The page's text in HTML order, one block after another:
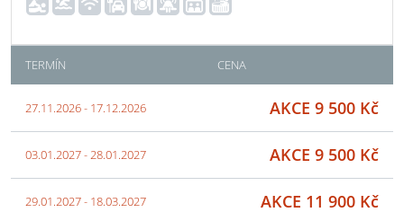
TERMÍN CENA
27.11.2026 - 17.12.2026 AKCE 9 500 Kč
03.01.2027 - 28.01.2027 AKCE 9 500 Kč
29.01.2027 - 18.03.2027 AKCE 11 900 Kč